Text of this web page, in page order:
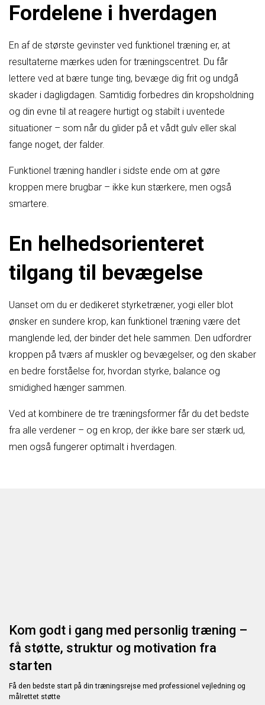
Fordelene i hverdagen
En af de største gevinster ved funktionel træning er, at
resultaterne mærkes uden for træningscentret. Du får
lettere ved at bære tunge ting, bevæge dig frit og undgå
skader i dagligdagen. Samtidig forbedres din kropsholdning
og din evne til at reagere hurtigt og stabilt i uventede
situationer – som når du glider på et vådt gulv eller skal
fange noget, der falder.
Funktionel træning handler i sidste ende om at gøre
kroppen mere brugbar – ikke kun stærkere, men også
smartere.
En helhedsorienteret
tilgang til bevægelse
Uanset om du er dedikeret styrketræner, yogi eller blot
ønsker en sundere krop, kan funktionel træning være det
manglende led, der binder det hele sammen. Den udfordrer
kroppen på tværs af muskler og bevægelser, og den skaber
en bedre forståelse for, hvordan styrke, balance og
smidighed hænger sammen.
Ved at kombinere de tre træningsformer får du det bedste
fra alle verdener – og en krop, der ikke bare ser stærk ud,
men også fungerer optimalt i hverdagen.
Kom godt i gang med personlig træning –
få støtte, struktur og motivation fra
starten
Få den bedste start på din træningsrejse med professionel vejledning og
målrettet støtte